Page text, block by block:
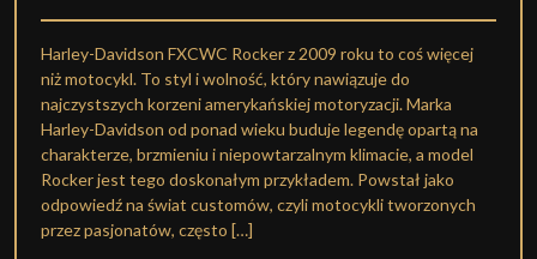
Harley-Davidson FXCWC Rocker z 2009 roku to coś więcej
niż motocykl. To styl i wolność, który nawiązuje do
najczystszych korzeni amerykańskiej motoryzacji. Marka
Harley-Davidson od ponad wieku buduje legendę opartą na
charakterze, brzmieniu i niepowtarzalnym klimacie, a model
Rocker jest tego doskonałym przykładem. Powstał jako
odpowiedź na świat customów, czyli motocykli tworzonych
przez pasjonatów, często […]